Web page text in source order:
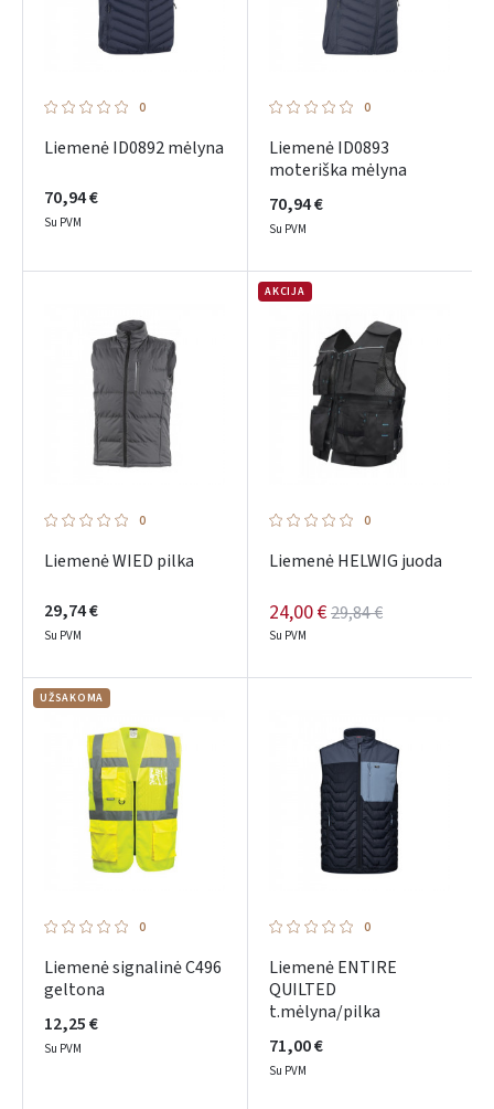
0
Liemenė ID0892 mėlyna
70,94 €
Su PVM
0
Liemenė ID0893
moteriška mėlyna
70,94 €
Su PVM
0
Liemenė WIED pilka
29,74 €
Su PVM
AKCIJA
0
Liemenė HELWIG juoda
24,00 €29,84 €
Su PVM
UŽSAKOMA
0
Liemenė signalinė C496
geltona
12,25 €
Su PVM
0
Liemenė ENTIRE
QUILTED
t.mėlyna/pilka
71,00 €
Su PVM
Google